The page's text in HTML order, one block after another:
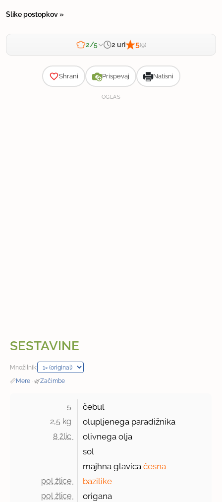
Slike postopkov »
2/5 2 uri 5(9)
Shrani Prispevaj Natisni
OGLAS
SESTAVINE
Množilnik:
📏Mere · 🌿Začimbe
5 čebul
2,5 kg olupljenega paradižnika
8 žlic
olivnega olja
sol
majhna glavicačesna
pol žlice bazilike
pol žlice origana